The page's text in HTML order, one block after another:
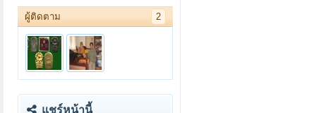
ผู้ติดตาม 2
แชร์หน้านี้